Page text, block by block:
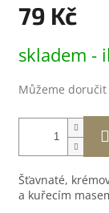
79 Kč
cena:
skladem -
Můžeme doručit
Šťavnaté,
a kuřecím